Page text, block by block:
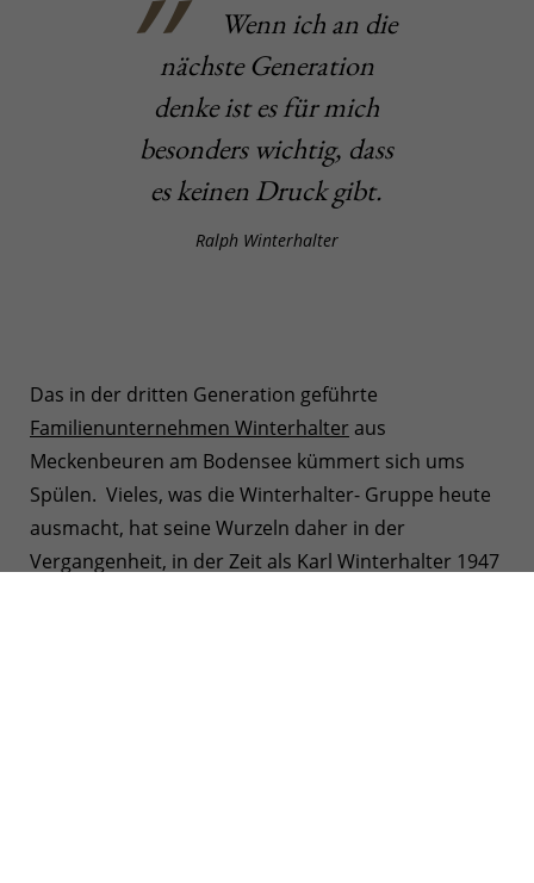
Wenn ich an die
nächste Generation
denke ist es für mich
besonders wichtig, dass
es keinen Druck gibt.
Ralph Winterhalter
Das in der dritten Generation geführte
Familienunternehmen Winterhalter aus
Meckenbeuren am Bodensee kümmert sich ums
Spülen. Vieles, was die Winterhalter- Gruppe heute
ausmacht, hat seine Wurzeln daher in der
Vergangenheit, in der Zeit als Karl Winterhalter 1947